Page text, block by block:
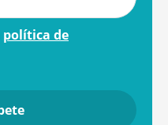
política de